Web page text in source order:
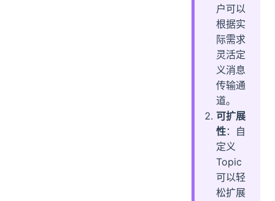
户可以
根据实
际需求
灵活定
义消息
传输通
道。
可扩展
性：自
定义
Topic
可以轻
松扩展